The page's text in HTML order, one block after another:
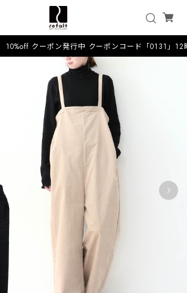
10%off クーポン発行中 クーポンコード「0131」12